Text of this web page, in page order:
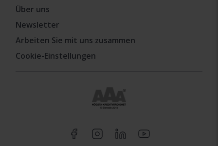
Über uns
Newsletter
Arbeiten Sie mit uns zusammen
Cookie-Einstellungen